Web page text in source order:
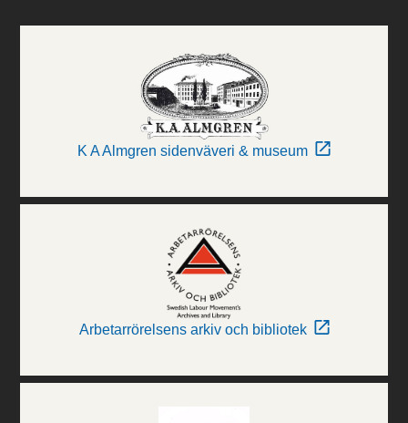
K A Almgren sidenväveri & museum
Arbetarrörelsens arkiv och bibliotek